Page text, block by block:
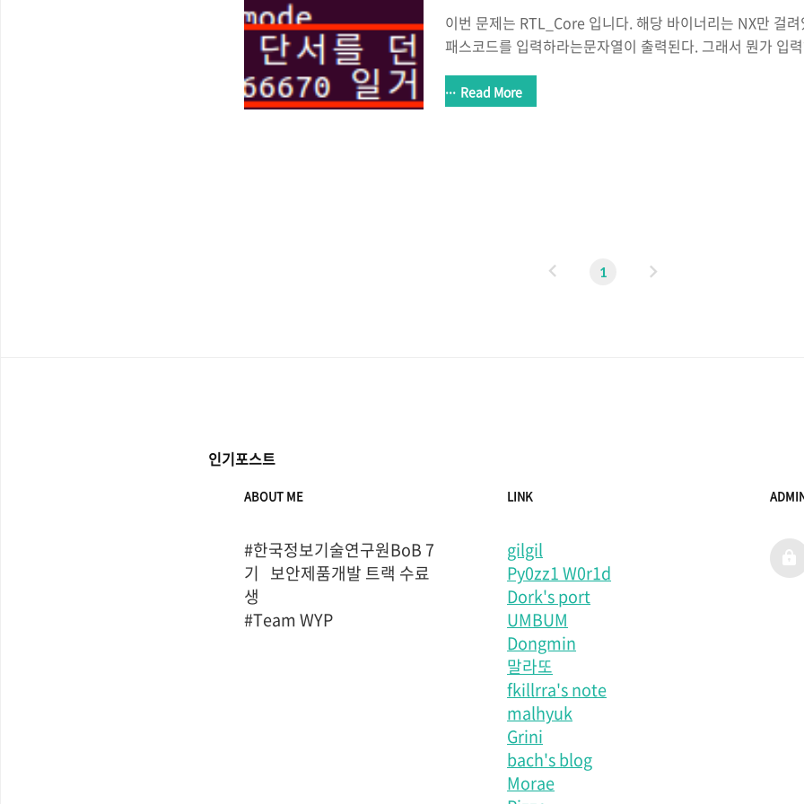
이번 문제는 RTL_Core 입니다. 해당 바이너리는 NX만 걸
패스코드를 입력하라는문자열이 출력된다. 그래서 뭔가 입
자.hashcode를 맞춰야 다음단계로 넘어갈 수 있다.
Read More
1
다
인기포스트
ABOUT ME
#한국정보기술연구원BoB 7
기   보안제품개발 트랙 수료
생
#Team WYP
LINK
gilgil
Py0zz1 W0r1d
Dork's port
UMBUM
Dongmin
말라또
fkillrra's note
malhyuk
Grini
bach's blog
Morae